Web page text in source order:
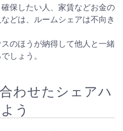
保したい人、家賃などお金の
どは、ルームシェアは不向き
のほうが納得して他人と一緒
しょう。
わせたシェアハ
う